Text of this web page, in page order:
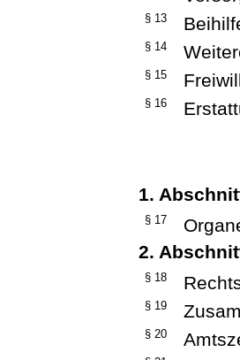
§ 13
§ 14
§ 15
§ 16
1.
§ 17
2.
§ 18
§ 19
§ 20